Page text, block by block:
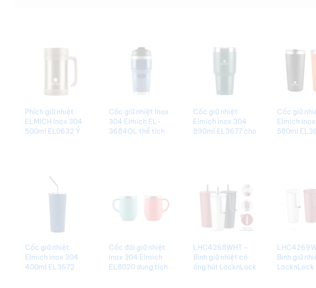
Phích giữ nhiệt
ELMICH Inox 304
500ml EL0632 Ý
Cốc giữ nhiệt Inox
304 Elmich EL-
3684OL thể tích
Cốc giữ nhiệt
Elmich inox 304
890ml EL3677 cho
Cốc giữ
Elmich
580ml
Cốc giữ nhiệt
Elmich inox 304
400ml EL3672
Cốc đôi giữ nhiệt
inox 304 Elmich
EL8020 dung tích
LHC4268WHT –
Bình giữ nhiệt có
ống hút LocknLock
Bình giữ
LocknLock